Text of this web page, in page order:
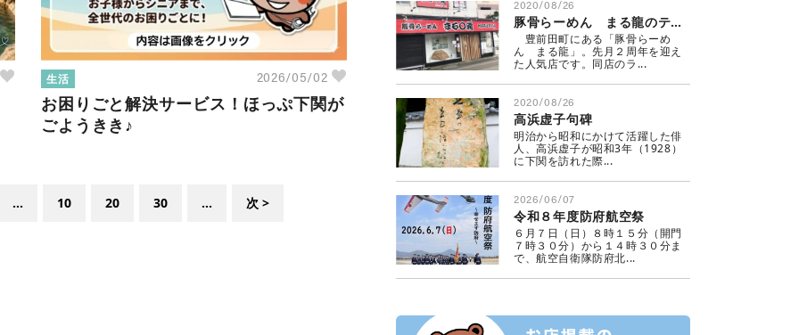
生活 2026/05/02
お困りごと解決サービス！ほっぷ下関が
ごようきき♪
... 10 20 30 ... 次 >
2020/08/26
豚骨らーめん まる龍のテイクアウト
豊前田町にある「豚骨らーめ
ん まる龍」。先月２周年を迎え
た人気店です。同店のラ...
2020/08/26
高浜虚子句碑
明治から昭和にかけて活躍した俳
人、高浜虚子が昭和3年（1928）
に下関を訪れた際...
2026/06/07
令和８年度防府航空祭
６月７日（日）８時１５分（開門
７時３０分）から１４時３０分ま
で、航空自衛隊防府北...